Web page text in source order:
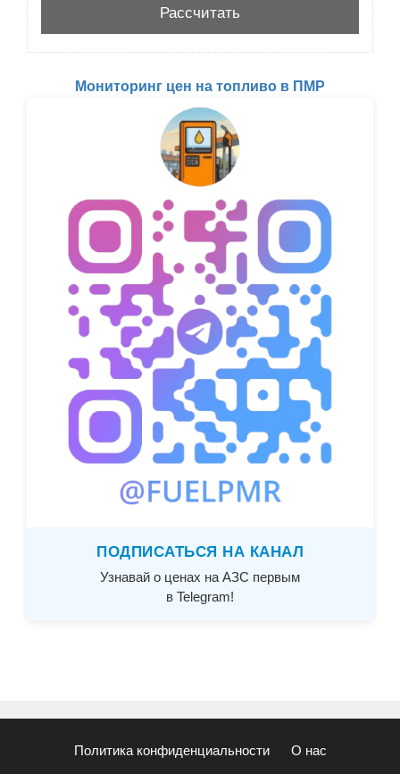
Мониторинг цен на топливо в ПМР
ПОДПИСАТЬСЯ НА КАНАЛ
Узнавай о ценах на АЗС первым
в Telegram!
Политика конфиденциальности О нас